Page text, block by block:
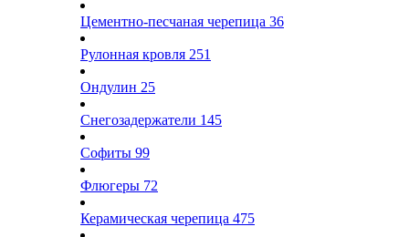
Цементно-песчаная черепица 36
Рулонная кровля 251
Ондулин 25
Снегозадержатели 145
Софиты 99
Флюгеры 72
Керамическая черепица 475